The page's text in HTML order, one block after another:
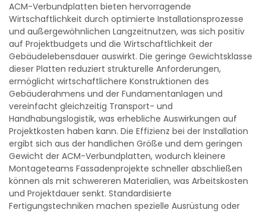
ACM-Verbundplatten bieten hervorragende
Wirtschaftlichkeit durch optimierte Installationsprozesse
und außergewöhnlichen Langzeitnutzen, was sich positiv
auf Projektbudgets und die Wirtschaftlichkeit der
Gebäudelebensdauer auswirkt. Die geringe Gewichtsklasse
dieser Platten reduziert strukturelle Anforderungen,
ermöglicht wirtschaftlichere Konstruktionen des
Gebäuderahmens und der Fundamentanlagen und
vereinfacht gleichzeitig Transport- und
Handhabungslogistik, was erhebliche Auswirkungen auf
Projektkosten haben kann. Die Effizienz bei der Installation
ergibt sich aus der handlichen Größe und dem geringen
Gewicht der ACM-Verbundplatten, wodurch kleinere
Montageteams Fassadenprojekte schneller abschließen
können als mit schwereren Materialien, was Arbeitskosten
und Projektdauer senkt. Standardisierte
Fertigungstechniken machen spezielle Ausrüstung oder